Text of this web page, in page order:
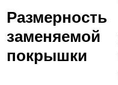
Размерность
заменяемой
покрышки